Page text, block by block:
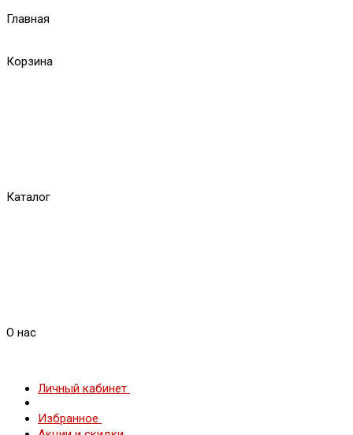
Главная
Корзина
Каталог
О нас
Личный кабинет
Избранное